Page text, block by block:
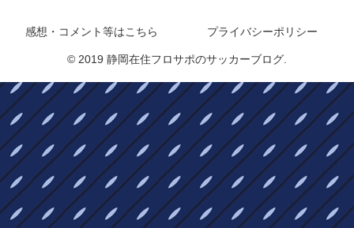
感想・コメント等はこちら プライバシーポリシー
© 2019 静岡在住フロサポのサッカーブログ.